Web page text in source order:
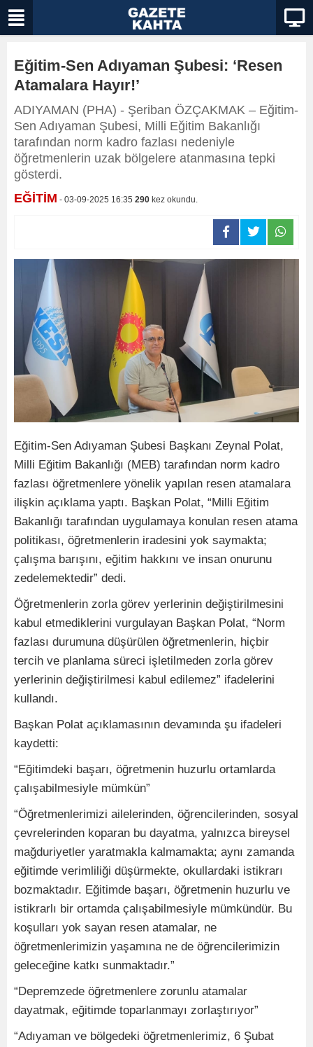
Eğitim-Sen Adıyaman Şubesi: ‘Resen
Atamalara Hayır!’
ADIYAMAN (PHA) - Şeriban ÖZÇAKMAK – Eğitim-
Sen Adıyaman Şubesi, Milli Eğitim Bakanlığı
tarafından norm kadro fazlası nedeniyle
öğretmenlerin uzak bölgelere atanmasına tepki
gösterdi.
EĞİTİM - 03-09-2025 16:35 290 kez okundu.
Eğitim-Sen Adıyaman Şubesi Başkanı Zeynal Polat,
Milli Eğitim Bakanlığı (MEB) tarafından norm kadro
fazlası öğretmenlere yönelik yapılan resen atamalara
ilişkin açıklama yaptı. Başkan Polat, “Milli Eğitim
Bakanlığı tarafından uygulamaya konulan resen atama
politikası, öğretmenlerin iradesini yok saymakta;
çalışma barışını, eğitim hakkını ve insan onurunu
zedelemektedir” dedi.
Öğretmenlerin zorla görev yerlerinin değiştirilmesini
kabul etmediklerini vurgulayan Başkan Polat, “Norm
fazlası durumuna düşürülen öğretmenlerin, hiçbir
tercih ve planlama süreci işletilmeden zorla görev
yerlerinin değiştirilmesi kabul edilemez” ifadelerini
kullandı.
Başkan Polat açıklamasının devamında şu ifadeleri
kaydetti:
“Eğitimdeki başarı, öğretmenin huzurlu ortamlarda
çalışabilmesiyle mümkün”
“Öğretmenlerimizi ailelerinden, öğrencilerinden, sosyal
çevrelerinden koparan bu dayatma, yalnızca bireysel
mağduriyetler yaratmakla kalmamakta; aynı zamanda
eğitimde verimliliği düşürmekte, okullardaki istikrarı
bozmaktadır. Eğitimde başarı, öğretmenin huzurlu ve
istikrarlı bir ortamda çalışabilmesiyle mümkündür. Bu
koşulları yok sayan resen atamalar, ne
öğretmenlerimizin yaşamına ne de öğrencilerimizin
geleceğine katkı sunmaktadır.”
“Depremzede öğretmenlere zorunlu atamalar
dayatmak, eğitimde toparlanmayı zorlaştırıyor”
“Adıyaman ve bölgedeki öğretmenlerimiz, 6 Şubat